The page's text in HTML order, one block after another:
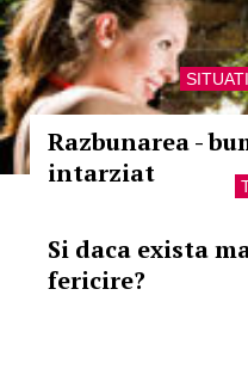
Razbunarea -
intarziat
Si daca exista
fericire?